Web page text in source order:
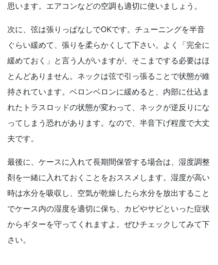
思います。エアコンなどの空調も適切に使いましょう。
次に、弦は張りっぱなしでOKです。チューニングを半音
ぐらい緩めて、張りを柔らかくして下さい。よく「完全に
緩めておく」と言う人がいますが、そこまでする必要はほ
とんどありません。ネックは弦で引っ張ることで状態が維
持されています。ベロンベロンに緩めると、内部に仕込ま
れたトラスロッドの状態が変わって、ネックが逆反りにな
ってしまう恐れがあります。なので、半音下げ程度で大丈
夫です。
最後に、ケースに入れて長期間保管する場合は、湿度調整
剤を一緒に入れておくことをおススメします。湿度が高い
時は水分を吸収し、空気が乾燥したら水分を放出すること
でケース内の湿度を適切に保ち、カビやサビといった症状
からギターを守ってくれますよ。ぜひチェックしてみて下
さい。